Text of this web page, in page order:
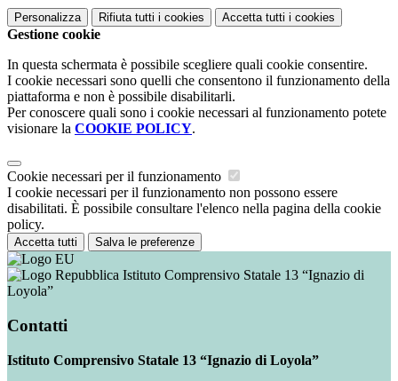
Personalizza Rifiuta tutti i cookies Accetta tutti i cookies
Gestione cookie
In questa schermata è possibile scegliere quali cookie consentire.
I cookie necessari sono quelli che consentono il funzionamento della
piattaforma e non è possibile disabilitarli.
Per conoscere quali sono i cookie necessari al funzionamento potete
visionare la COOKIE POLICY.
Cookie necessari per il funzionamento
I cookie necessari per il funzionamento non possono essere
disabilitati. È possibile consultare l'elenco nella pagina della cookie
policy.
Accetta tutti Salva le preferenze
Istituto Comprensivo Statale 13 “Ignazio di
Loyola”
Contatti
Istituto Comprensivo Statale 13 “Ignazio di Loyola”